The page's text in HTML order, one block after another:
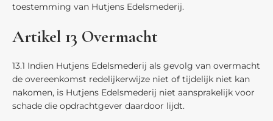
toestemming van Hutjens Edelsmederij.
Artikel 13 Overmacht
13.1 Indien Hutjens Edelsmederij als gevolg van overmacht
de overeenkomst redelijkerwijze niet of tijdelijk niet kan
nakomen, is Hutjens Edelsmederij niet aansprakelijk voor
schade die opdrachtgever daardoor lijdt.